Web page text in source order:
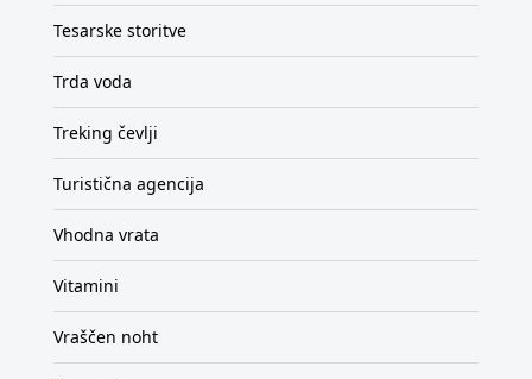
Tesarske storitve
Trda voda
Treking čevlji
Turistična agencija
Vhodna vrata
Vitamini
Vraščen noht